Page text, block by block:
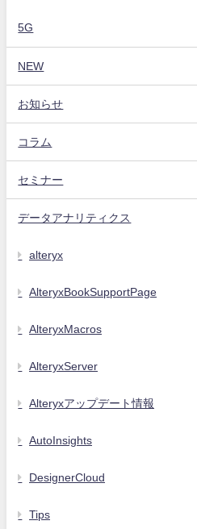
5G
NEW
お知らせ
コラム
セミナー
データアナリティクス
alteryx
AlteryxBookSupportPage
AlteryxMacros
AlteryxServer
Alteryxアップデート情報
AutoInsights
DesignerCloud
Tips